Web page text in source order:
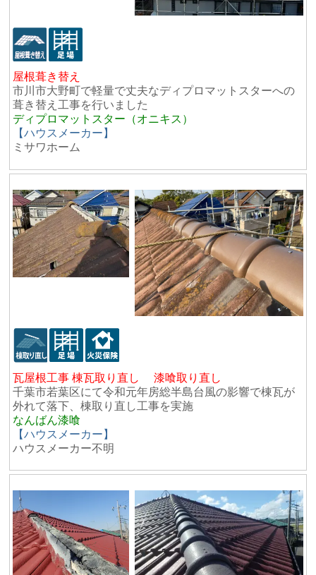
屋根葺き替え
市川市大野町で軽量で丈夫なディプロマットスターへの
葺き替え工事を行いました
ディプロマットスター（オニキス）
【ハウスメーカー】
ミサワホーム
瓦屋根工事 棟瓦取り直し 漆喰取り直し
千葉市若葉区にて令和元年房総半島台風の影響で棟瓦が
外れて落下、棟取り直し工事を実施
なんばん漆喰
【ハウスメーカー】
ハウスメーカー不明